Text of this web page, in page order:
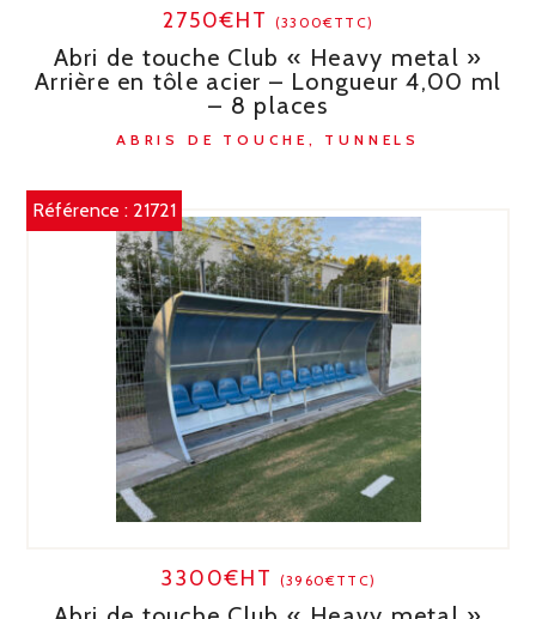
2750€HT (3300€TTC)
Abri de touche Club « Heavy metal »
Arrière en tôle acier – Longueur 4,00 ml
– 8 places
ABRIS DE TOUCHE, TUNNELS
Référence : 21721
3300€HT (3960€TTC)